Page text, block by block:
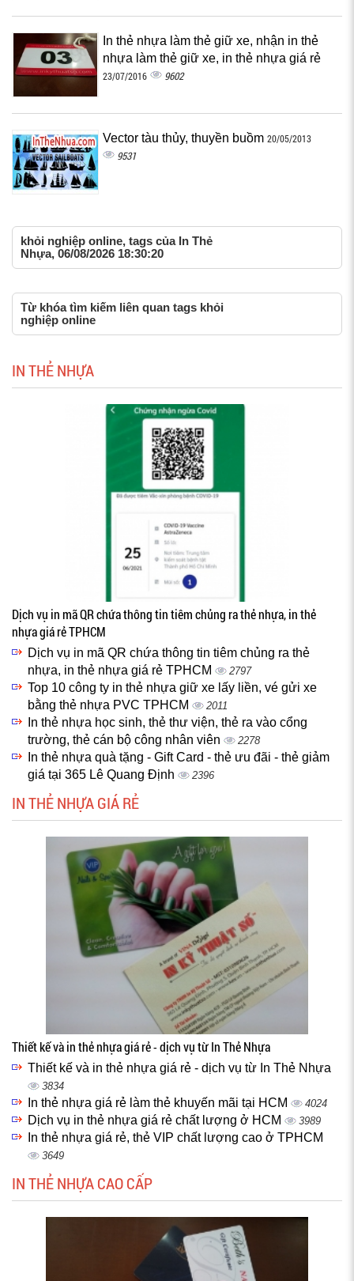
In thẻ nhựa làm thẻ giữ xe, nhận in thẻ
nhựa làm thẻ giữ xe, in thẻ nhựa giá rẻ
23/07/2016 9602
Vector tàu thủy, thuyền buồm 20/05/2013
9531
khỏi nghiệp online, tags của In Thẻ
Nhựa, 06/08/2026 18:30:20
Từ khóa tìm kiếm liên quan tags khỏi
nghiệp online
IN THẺ NHỰA
Dịch vụ in mã QR chứa thông tin tiêm chủng ra thẻ nhựa, in thẻ
nhựa giá rẻ TPHCM
Dịch vụ in mã QR chứa thông tin tiêm chủng ra thẻ
nhựa, in thẻ nhựa giá rẻ TPHCM
2797
Top 10 công ty in thẻ nhựa giữ xe lấy liền, vé gửi xe
bằng thẻ nhựa PVC TPHCM
2011
In thẻ nhựa học sinh, thẻ thư viện, thẻ ra vào cổng
trường, thẻ cán bộ công nhân viên
2278
In thẻ nhựa quà tặng - Gift Card - thẻ ưu đãi - thẻ giảm
giá tại 365 Lê Quang Định
2396
IN THẺ NHỰA GIÁ RẺ
Thiết kế và in thẻ nhựa giá rẻ - dịch vụ từ In Thẻ Nhựa
Thiết kế và in thẻ nhựa giá rẻ - dịch vụ từ In Thẻ Nhựa
3834
In thẻ nhựa giá rẻ làm thẻ khuyến mãi tại HCM 4024
Dịch vụ in thẻ nhựa giá rẻ chất lượng ở HCM 3989
In thẻ nhựa giá rẻ, thẻ VIP chất lượng cao ở TPHCM
3649
IN THẺ NHỰA CAO CẤP